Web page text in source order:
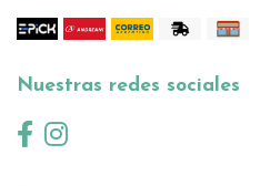
Nuestras redes sociales